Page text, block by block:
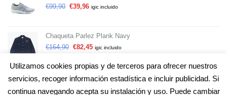
€99,90 €39,96 igic incluido
Chaqueta Parlez Plank Navy
€164,90 €82,45 igic incluido
Utilizamos cookies propias y de terceros para ofrecer nuestros
servicios, recoger información estadística e incluir publicidad. Si
continua navegando acepta su instalación y uso. Puede cambiar